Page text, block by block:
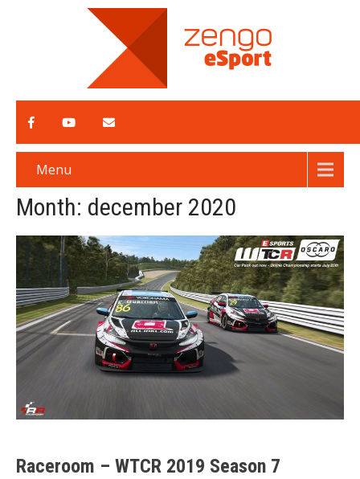
Menu
Month: december 2020
Raceroom – WTCR 2019 Season 7